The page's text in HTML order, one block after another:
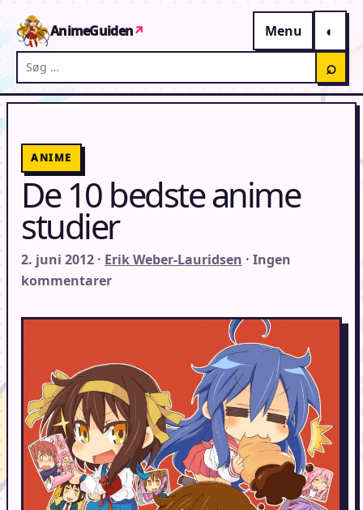
AnimeGuiden↗
Menu
Søg på AnimeGuiden
⌕
ANIME
De 10 bedste anime
studier
2. juni 2012 · Erik Weber-Lauridsen · Ingen
kommentarer